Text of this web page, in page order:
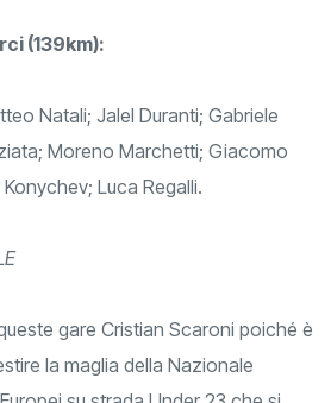
(139km):
Natali; Jalel Duranti; Gabriele
Moreno Marchetti; Giacomo
Luca Regalli.
gare Cristian Scaroni poiché è
la maglia della Nazionale